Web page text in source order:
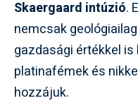
Skaergaard intúzió.
nemcsak
gazdasági értékkel is
platinafémek és
hozzájuk.